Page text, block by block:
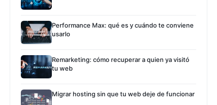
Performance Max: qué es y cuándo te conviene
usarlo
Remarketing: cómo recuperar a quien ya visitó
tu web
Migrar hosting sin que tu web deje de funcionar